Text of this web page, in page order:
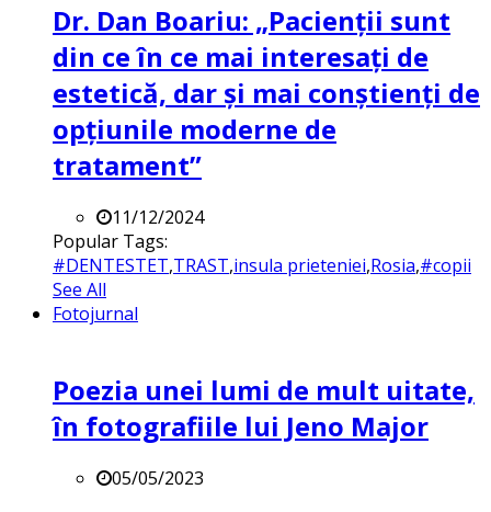
Dr. Dan Boariu: „Pacienții sunt
din ce în ce mai interesați de
estetică, dar și mai conștienți de
opțiunile moderne de
tratament”
11/12/2024
Popular Tags:
#DENTESTET,TRAST,insula prieteniei,Rosia,#copii
See All
Fotojurnal
Poezia unei lumi de mult uitate,
în fotografiile lui Jeno Major
05/05/2023